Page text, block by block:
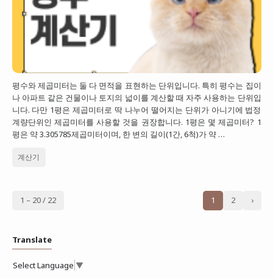
평수와 제곱미터는 둘 다 면적을 표현하는 단위입니다. 특히 평수는 집이
나 아파트 같은 건물이나 토지의 넓이를 계산할 때 자주 사용하는 단위입
니다. 다만 1평은 제곱미터로 딱 나누어 떨어지는 단위가 아니기에 법정
계량단위인 제곱미터를 사용할 것을 권장합니다. 1평은 몇 제곱미터? 1
평은 약 3.305785제곱미터이며, 한 변의 길이(1간, 6척)가 약 …
계산기
1 – 20 / 22 1 2 ›
Translate
Select Language ▼